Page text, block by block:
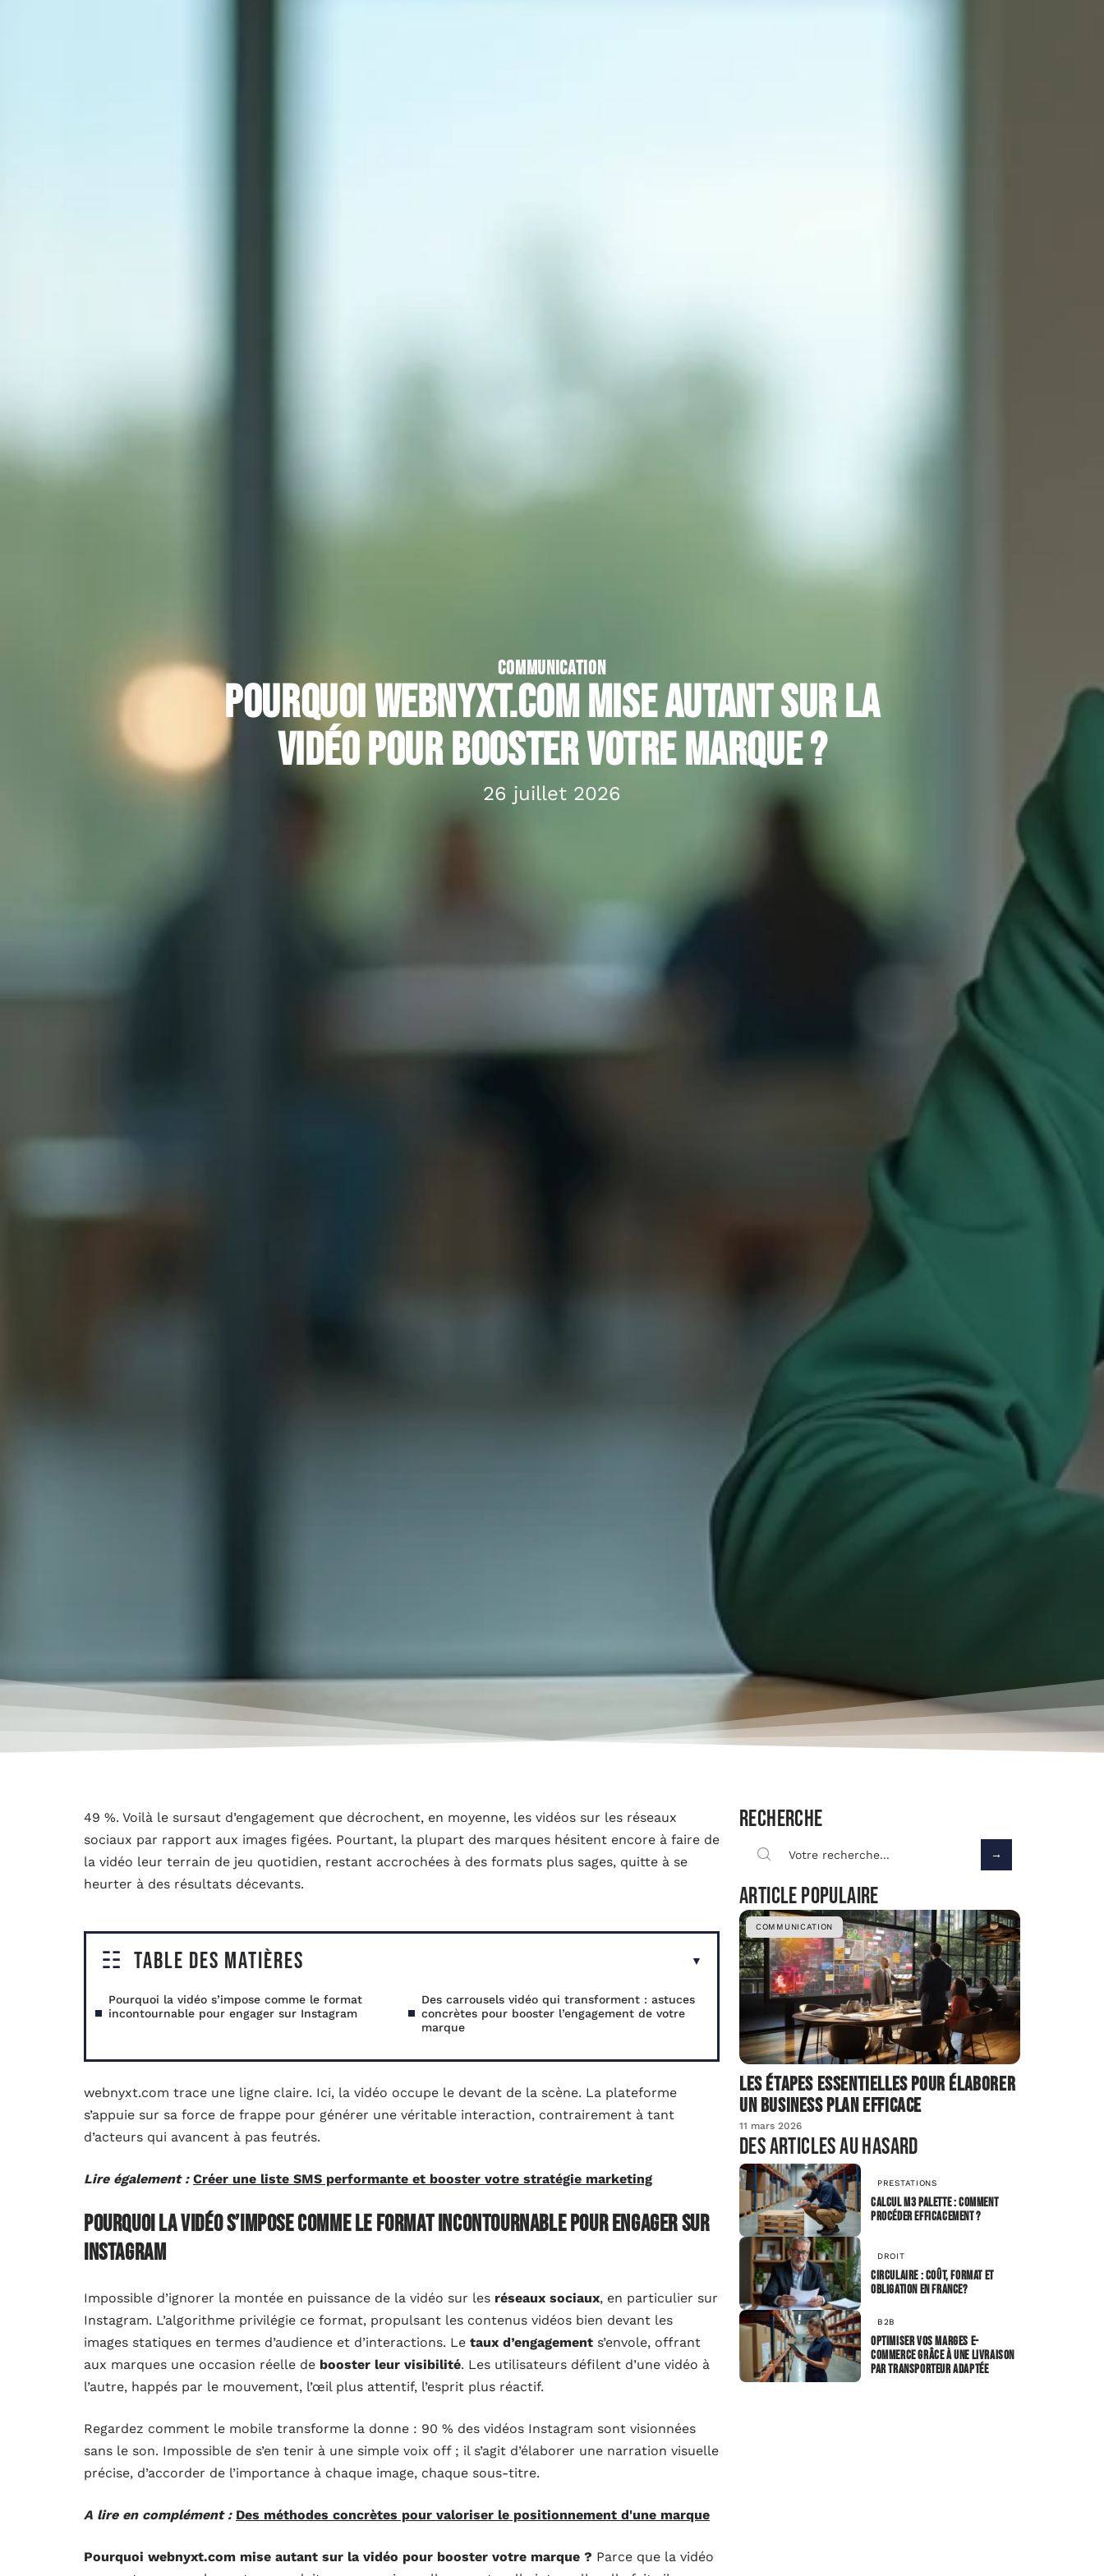
COMMUNICATION
Pourquoi webnyxt.com mise autant sur la
vidéo pour booster votre marque ?
26 juillet 2026
49 %. Voilà le sursaut d’engagement que décrochent, en moyenne, les vidéos sur les réseaux
sociaux par rapport aux images figées. Pourtant, la plupart des marques hésitent encore à faire de
la vidéo leur terrain de jeu quotidien, restant accrochées à des formats plus sages, quitte à se
heurter à des résultats décevants.
Table des matières
Pourquoi la vidéo s’impose comme le format
incontournable pour engager sur Instagram
Des carrousels vidéo qui transforment : astuces
concrètes pour booster l’engagement de votre
marque
webnyxt.com trace une ligne claire. Ici, la vidéo occupe le devant de la scène. La plateforme
s’appuie sur sa force de frappe pour générer une véritable interaction, contrairement à tant
d’acteurs qui avancent à pas feutrés.
Lire également : Créer une liste SMS performante et booster votre stratégie marketing
Pourquoi la vidéo s’impose comme le format incontournable pour engager sur
Instagram
Impossible d’ignorer la montée en puissance de la vidéo sur les réseaux sociaux, en particulier sur
Instagram. L’algorithme privilégie ce format, propulsant les contenus vidéos bien devant les
images statiques en termes d’audience et d’interactions. Le taux d’engagement s’envole, offrant
aux marques une occasion réelle de booster leur visibilité. Les utilisateurs défilent d’une vidéo à
l’autre, happés par le mouvement, l’œil plus attentif, l’esprit plus réactif.
Regardez comment le mobile transforme la donne : 90 % des vidéos Instagram sont visionnées
sans le son. Impossible de s’en tenir à une simple voix off ; il s’agit d’élaborer une narration visuelle
précise, d’accorder de l’importance à chaque image, chaque sous-titre.
A lire en complément : Des méthodes concrètes pour valoriser le positionnement d'une marque
Pourquoi webnyxt.com mise autant sur la vidéo pour booster votre marque ? Parce que la vidéo
Recherche
Article populaire
COMMUNICATION
Les étapes essentielles pour élaborer
un business plan efficace
11 mars 2026
Des articles au hasard
PRESTATIONS
Calcul m3 palette : comment
procéder efficacement ?
DROIT
Circulaire : Coût, Format et
Obligation en France?
B2B
Optimiser vos marges e-
commerce grâce à une Livraison
par transporteur adaptée